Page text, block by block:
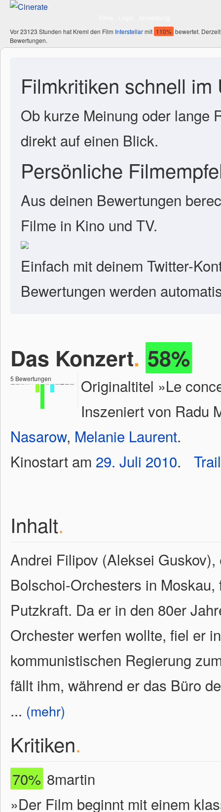
Vor 23123 Stunden hat Kreml den Film Interstellarmit 110% bewertet.
Bewertungen.
Filmkritiken schnell im
Ob kurze Meinung oder lange
direkt auf einen Blick.
Persönliche
Aus deinen Bewertungen
Filme in Kino und TV.
Einfach mit deinem Twitter-
Bewertungen werden
Das Konzert. 58%
5 Bewertungen
Originaltitel »Le
Inszeniert von Radu
Nasarow, Melanie Laurent.
Kinostart am 29. Juli 2010.
Inhalt.
Andrei Filipov (Aleksei
Bolschoi-Orchesters in
Putzkraft. Da er in den 80er
Orchester werfen wollte, fiel er
kommunistischen Regierung
fällt ihm, während er das Büro
... (mehr)
Kritiken.
70% 8martin
»Der Film beginnt mit einem